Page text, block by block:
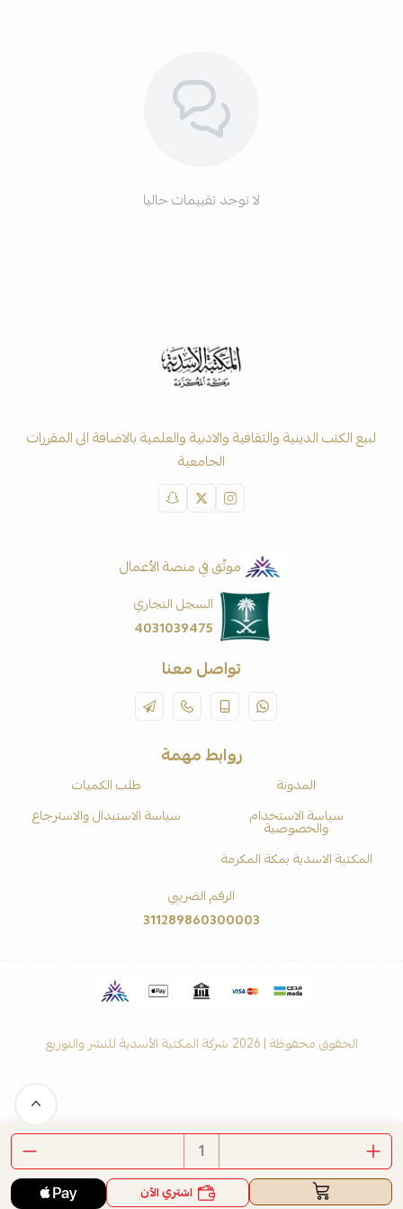
اشتري الآن
لا توجد تقييمات حاليا
لبيع الكتب الدينية والثقافية والادبية والعلمية بالاضافة الى المقررات
الجامعية
موثّق في منصة الأعمال
السجل التجاري
4031039475
تواصل معنا
روابط مهمة
المدونة
طلب الكميات
سياسة الاستخدام
والخصوصية
سياسة الاستبدال والاسترجاع
المكتبة الاسدية بمكة المكرمة
الرقم الضريبي
311289860300003
الحقوق محفوظة | 2026 شركة المكتبة الأسدية للنشر والتوزيع